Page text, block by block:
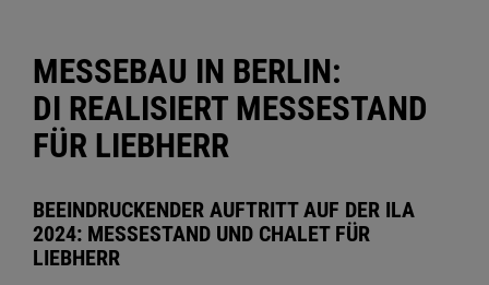
MESSEBAU IN BERLIN:
DI REALISIERT MESSESTAND
FÜR LIEBHERR
BEEINDRUCKENDER AUFTRITT AUF DER ILA
2024: MESSESTAND UND CHALET FÜR
LIEBHERR